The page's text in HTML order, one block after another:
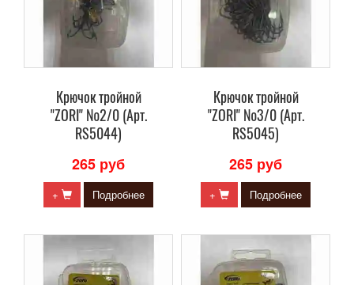
Крючок тройной
"ZORI" №2/0 (Арт.
RS5044)
265 руб
+ Подробнее
Крючок тройной
"ZORI" №3/0 (Арт.
RS5045)
265 руб
+ Подробнее